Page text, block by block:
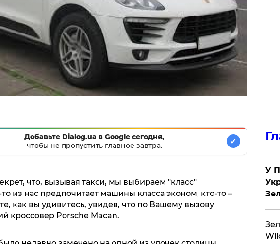
Добавьте Dialog.ua в Google сегодня,
чтобы не пропустить главное завтра.
✓
что, вызывая такси, мы выбираем "класс"
из нас предпочитает машины класса эконом, кто-то –
как вы удивитесь, увидев, что по Вашему вызову
кроссовер Porsche Macan.
У